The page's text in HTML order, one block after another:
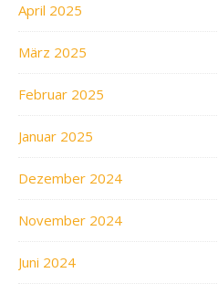
April 2025
März 2025
Februar 2025
Januar 2025
Dezember 2024
November 2024
Juni 2024